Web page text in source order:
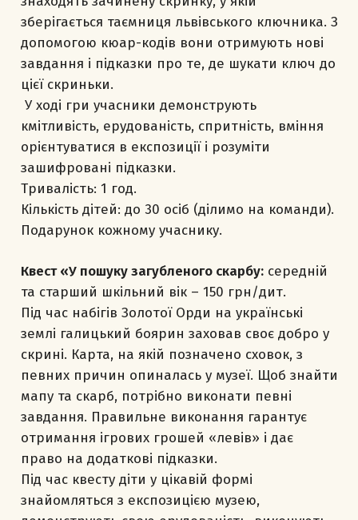
зберігається таємниця львівського ключника. З
допомогою кюар-кодів вони отримують нові
завдання і підказки про те, де шукати ключ до
цієї скриньки.
У ході гри учасники демонструють
кмітливість, ерудованість, спритність, вміння
орієнтуватися в експозиції і розуміти
зашифровані підказки.
Тривалість: 1 год.
Кількість дітей: до 30 осіб (ділимо на команди).
Подарунок кожному учаснику.
Квест «У пошуку загубленого скарбу:середній
та старший шкільний вік – 150 грн/дит.
Під час набігів Золотої Орди на українські
землі галицький боярин заховав своє добро у
скрині. Карта, на якій позначено сховок, з
певних причин опиналась у музеї. Щоб знайти
мапу та скарб, потрібно виконати певні
завдання. Правильне виконання гарантує
отримання ігрових грошей «левів» і дає
право на додаткові підказки.
Під час квесту діти у цікавій формі
знайомляться з експозицією музею,